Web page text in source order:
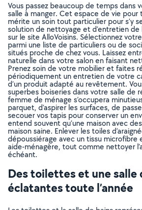
Vous passez beaucoup de temps dans
salle à manger. Cet espace de vie pour
mérite un soin tout particulier pour s’y
solution de nettoyage et d’entretien de
sur le site AlloVoisins. Sélectionnez
parmi une liste de particuliers ou de
situés proche de chez vous. Laissez
naturelle dans votre salon en faisant
Prenez soin de votre mobilier et faites
périodiquement un entretien de votre
d’un produit adapté au revêtement.
superbes boiseries dans votre salle de
femme de ménage s’occupera
parquet, d’aspirer les surfaces, de
secouer vos tapis pour conserver un
entend souvent qu’une maison avec
maison saine. Enlever les toiles
dépoussiérage avec un tissu microfibre
aide-ménagère, tout comme nettoyer
échéant.
Des toilettes et une salle
éclatantes toute l’année